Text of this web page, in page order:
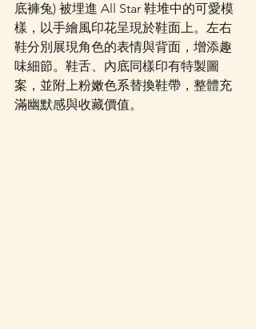
底褲兔) 被埋進 All Star 鞋堆中的可愛模
樣，以手繪風印花呈現於鞋面上。左右
鞋分別展現角色的表情與背面，增添趣
味細節。鞋舌、內底同樣印有特製圖
案，並附上粉嫩色系替換鞋帶，整體充
滿幽默感與收藏價值。